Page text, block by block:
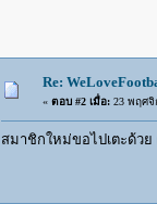
Re:
« ตอบ #2 เมื่อ:23 พฤศจิ
สมาชิกใหม่ขอไปเตะด้ว